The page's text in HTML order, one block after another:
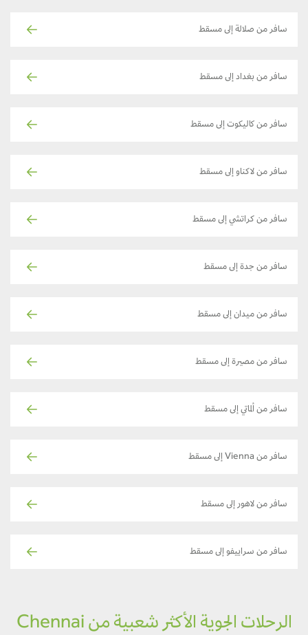
سافر من صلالة إلى مسقط
سافر من بغداد إلى مسقط
سافر من كاليكوت إلى مسقط
سافر من لاكناو إلى مسقط
سافر من كراتشي إلى مسقط
سافر من جدة إلى مسقط
سافر من ميدان إلى مسقط
سافر من مصيرة إلى مسقط
سافر من ألماتي إلى مسقط
سافر من Vienna إلى مسقط
سافر من لاهور إلى مسقط
سافر من سراييفو إلى مسقط
الرحلات الجوية الأكثر شعبية من Chennai